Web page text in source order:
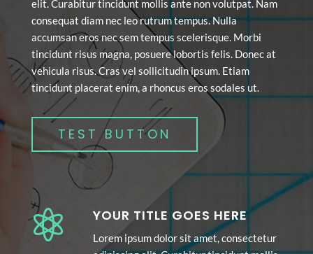
elit. Curabitur tincidunt mollis ante non volutpat. Nam
consequat diam nec leo rutrum tempus. Nulla
accumsan eros nec sem tempus scelerisque. Morbi
tincidunt risus magna, posuere lobortis felis. Donec at
vehicula risus. Cras vel sollicitudin ipsum. Etiam
tincidunt placerat enim, a rhoncus eros sodales ut.
TEST BUTTON
 YOUR TITLE GOES HERE
Lorem ipsum dolor sit amet, consectetur